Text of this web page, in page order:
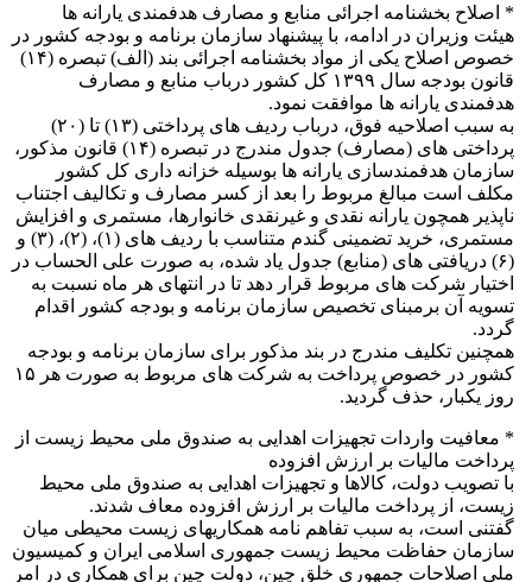
* اصلاح بخشنامه اجرائی منابع و مصارف هدفمندی یارانه ها
هیئت وزیران در ادامه، با پیشنهاد سازمان برنامه و بودجه کشور در
خصوص اصلاح یکی از مواد بخشنامه اجرائی بند (الف) تبصره (۱۴)
قانون بودجه سال ۱۳۹۹ کل کشور درباب منابع و مصارف
هدفمندی یارانه ها موافقت نمود.
به سبب اصلاحیه فوق، درباب ردیف های پرداختی (۱۳) تا (۲۰)
پرداختی های (مصارف) جدول مندرج در تبصره (۱۴) قانون مذکور،
سازمان هدفمندسازی یارانه ها بوسیله خزانه داری کل کشور
مکلف است مبالغ مربوط را بعد از کسر مصارف و تکالیف اجتناب
ناپذیر همچون یارانه نقدی و غیرنقدی خانوارها، مستمری و افزایش
مستمری، خرید تضمینی گندم متناسب با ردیف ‏های (۱)، (۲)، (۳) و
(۶) دریافتی های (منابع) جدول یاد شده، به صورت علی الحساب در
اختیار شرکت‏ های مربوط قرار دهد تا در انتهای هر ماه نسبت به
تسویه آن برمبنای تخصیص سازمان برنامه و بودجه کشور اقدام
گردد.
همچنین تکلیف مندرج در بند مذکور برای سازمان برنامه و بودجه
کشور در خصوص پرداخت به شرکت های مربوط به صورت هر ۱۵
روز یکبار، حذف گردید.
* معافیت واردات تجهیزات اهدایی به صندوق ملی محیط زیست از
پرداخت مالیات بر ارزش افزوده
با تصویب دولت، کالاها و تجهیزات اهدایی به صندوق ملی محیط
زیست، از پرداخت مالیات بر ارزش افزوده معاف شدند.
گفتنی است، به سبب تفاهم نامه همکاریهای زیست محیطی میان
سازمان حفاظت محیط زیست جمهوری اسلامی ایران و کمیسیون
ملی اصلاحات جمهوری خلق چین، دولت چین برای همکاری در امر